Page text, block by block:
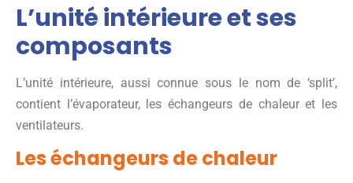
L’unité intérieure et ses
composants
L’unité intérieure, aussi connue sous le nom de ‘split’,
contient l’évaporateur, les échangeurs de chaleur et les
ventilateurs.
Les échangeurs de chaleur